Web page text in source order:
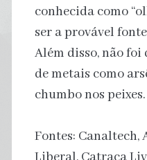
conhecida como
ser a provável
Além disso, não foi
de metais como
chumbo nos peixes.
Fontes: Canaltech,